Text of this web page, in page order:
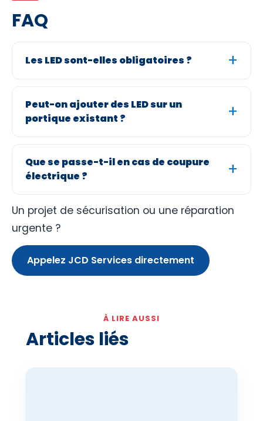
FAQ
Les LED sont-elles obligatoires ?
Peut-on ajouter des LED sur un
portique existant ?
Que se passe-t-il en cas de coupure
électrique ?
Un projet de sécurisation ou une réparation
urgente ?
Appelez JCD Services directement
À LIRE AUSSI
Articles liés